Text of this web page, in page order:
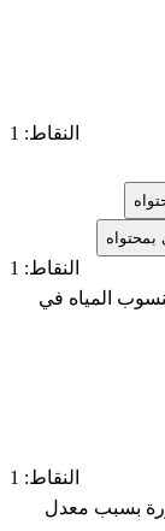
النقاط: 1
النقاط: 1
المياه في
النقاط: 1
بسبب معدل